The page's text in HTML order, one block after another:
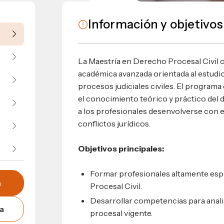
Honduras, C.A.
Información y objetivos
La Maestría en Derecho Procesal Civil
académica avanzada orientada al
procesos judiciales civiles. El
el conocimiento teórico y práctico del
a los profesionales desenvolverse con
conflictos jurídicos.
Objetivos principales:
Formar profesionales altamente
Procesal Civil.
Desarrollar competencias para
procesal vigente.